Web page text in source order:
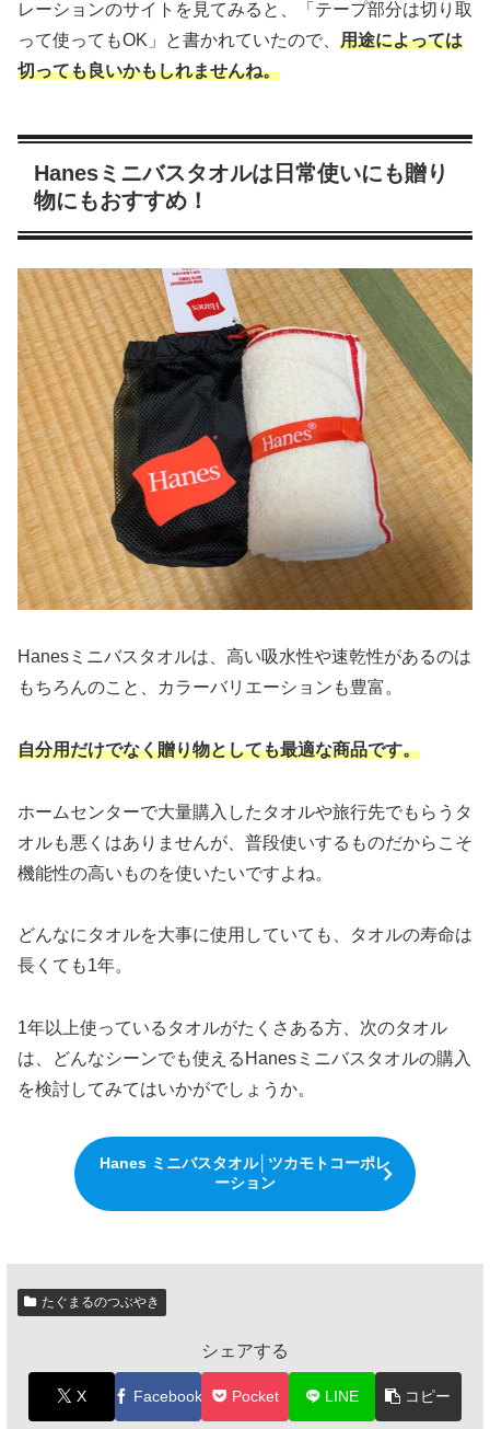
レーションのサイトを見てみると、「テープ部分は切り取
って使ってもOK」と書かれていたので、 用途によっては
切っても良いかもしれませんね。
Hanesミニバスタオルは日常使いにも贈り
物にもおすすめ！
Hanesミニバスタオルは、高い吸水性や速乾性があるのは
もちろんのこと、カラーバリエーションも豊富。
自分用だけでなく贈り物としても最適な商品です。
ホームセンターで大量購入したタオルや旅行先でもらうタ
オルも悪くはありませんが、普段使いするものだからこそ
機能性の高いものを使いたいですよね。
どんなにタオルを大事に使用していても、タオルの寿命は
長くても1年。
1年以上使っているタオルがたくさある方、次のタオル
は、どんなシーンでも使えるHanesミニバスタオルの購入
を検討してみてはいかがでしょうか。
Hanes ミニバスタオル│ツカモトコーポレ
ーション
たぐまるのつぶやき
シェアする
X Facebook Pocket LINE コピー